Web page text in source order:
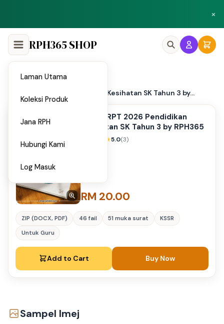
×
Laman Utama
Koleksi Produk
Jana RPH
Hubungi Kami
Log Masuk
RPH365 SHOP
Home
RPH & RPT 2026 Pendidikan Kesihatan SK Tahun 3 by...
RPH & RPT 2026 Pendidikan
Kesihatan SK Tahun 3 by RPH365
5.0(3)
RM 20.00
ZIP (DOCX, PDF) 46 fail 51 muka surat
KSSR
Untuk Guru
Add to Cart Buy Now
Sampel Imej